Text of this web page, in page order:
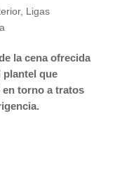
, Ligas
la cena ofrecida
plantel que
torno a tratos